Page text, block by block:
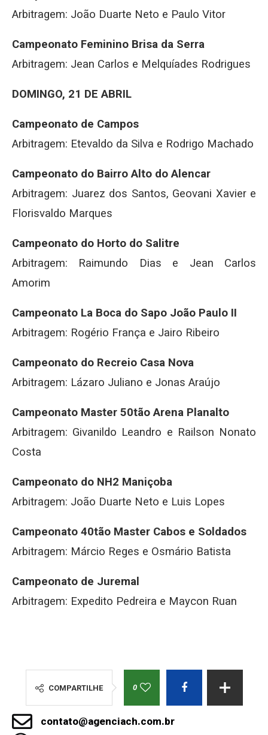
Arbitragem: João Duarte Neto e Paulo Vitor
Campeonato Feminino Brisa da Serra
Arbitragem: Jean Carlos e Melquíades Rodrigues
DOMINGO, 21 DE ABRIL
Campeonato de Campos
Arbitragem: Etevaldo da Silva e Rodrigo Machado
Campeonato do Bairro Alto do Alencar
Arbitragem: Juarez dos Santos, Geovani Xavier e
Florisvaldo Marques
Campeonato do Horto do Salitre
Arbitragem: Raimundo Dias e Jean Carlos
Amorim
Campeonato La Boca do Sapo João Paulo II
Arbitragem: Rogério França e Jairo Ribeiro
Campeonato do Recreio Casa Nova
Arbitragem: Lázaro Juliano e Jonas Araújo
Campeonato Master 50tão Arena Planalto
Arbitragem: Givanildo Leandro e Railson Nonato
Costa
Campeonato do NH2 Maniçoba
Arbitragem: João Duarte Neto e Luis Lopes
Campeonato 40tão Master Cabos e Soldados
Arbitragem: Márcio Reges e Osmário Batista
Campeonato de Juremal
Arbitragem: Expedito Pedreira e Maycon Ruan
COMPARTILHE 0
contato@agenciach.com.br